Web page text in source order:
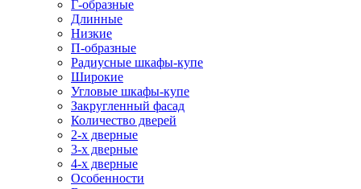
Г-образные
Длинные
Низкие
П-образные
Радиусные шкафы-купе
Широкие
Угловые шкафы-купе
Закругленный фасад
Количество дверей
2-х дверные
3-х дверные
4-х дверные
Особенности